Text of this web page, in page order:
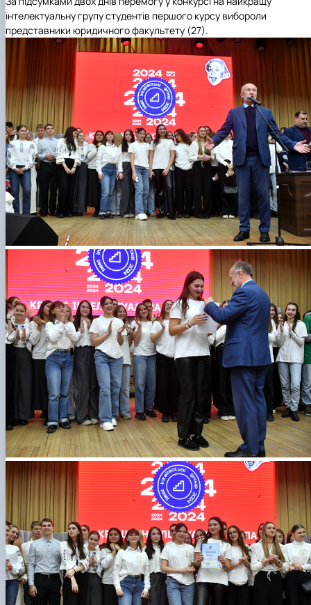
інтелектуальну групу студентів першого курсу вибороли
представники юридичного факультету (27).